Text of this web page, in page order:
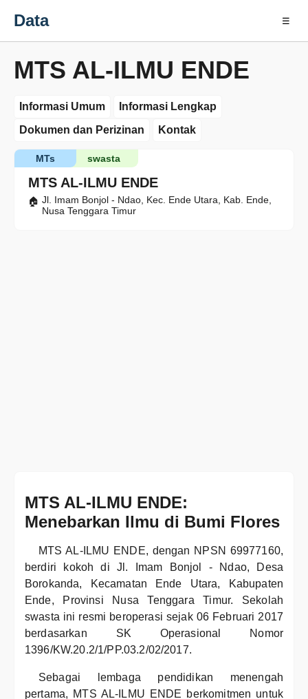
Data ☰
MTS AL-ILMU ENDE
Informasi Umum
Informasi Lengkap
Dokumen dan Perizinan
Kontak
MTS AL-ILMU ENDE
swasta
MTs
Jl. Imam Bonjol - Ndao, Kec. Ende Utara, Kab. Ende,
Nusa Tenggara Timur
MTS AL-ILMU ENDE:
Menebarkan Ilmu di Bumi Flores
MTS AL-ILMU ENDE, dengan NPSN 69977160,
berdiri kokoh di Jl. Imam Bonjol - Ndao, Desa
Borokanda, Kecamatan Ende Utara, Kabupaten
Ende, Provinsi Nusa Tenggara Timur. Sekolah
swasta ini resmi beroperasi sejak 06 Februari 2017
berdasarkan SK Operasional Nomor
1396/KW.20.2/1/PP.03.2/02/2017.
Sebagai lembaga pendidikan menengah
pertama, MTS AL-ILMU ENDE berkomitmen untuk